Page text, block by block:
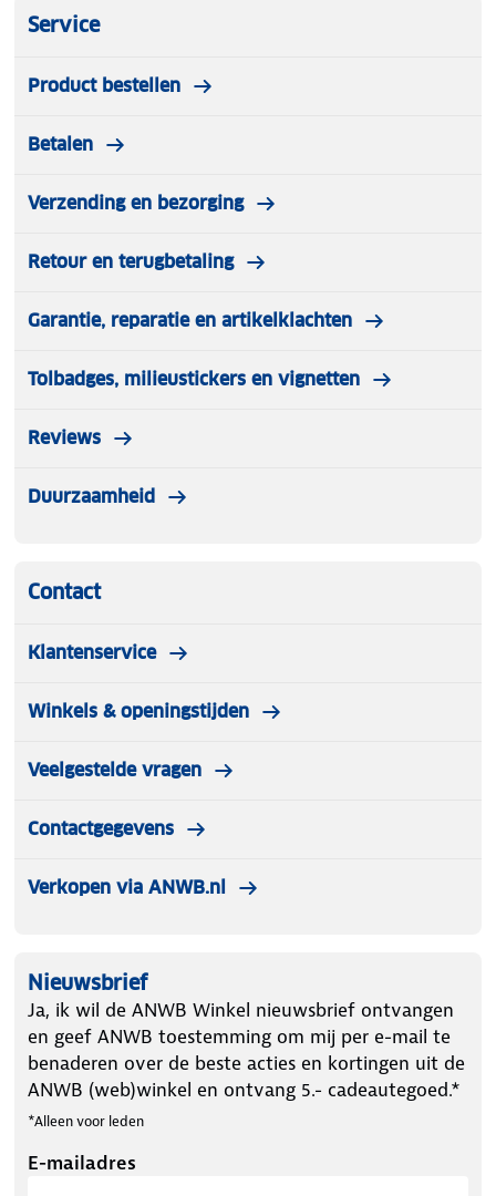
kussen is ook verkrijgbaar met een rode streep.
Service
Product bestellen
Betalen
Verzending en bezorging
Retour en terugbetaling
Garantie, reparatie en artikelklachten
Tolbadges, milieustickers en vignetten
Reviews
Duurzaamheid
Contact
Klantenservice
Winkels & openingstijden
Veelgestelde vragen
Contactgegevens
Verkopen via ANWB.nl
Nieuwsbrief
Ja, ik wil de ANWB Winkel nieuwsbrief ontvangen
en geef ANWB toestemming om mij per e-mail te
benaderen over de beste acties en kortingen uit de
ANWB (web)winkel en ontvang 5.- cadeautegoed.*
*Alleen voor leden
E-mailadres